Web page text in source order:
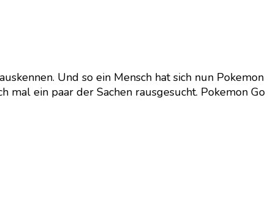
Und so ein Mensch hat sich nun Pokemon
mal ein paar der Sachen rausgesucht. Pokemon Go